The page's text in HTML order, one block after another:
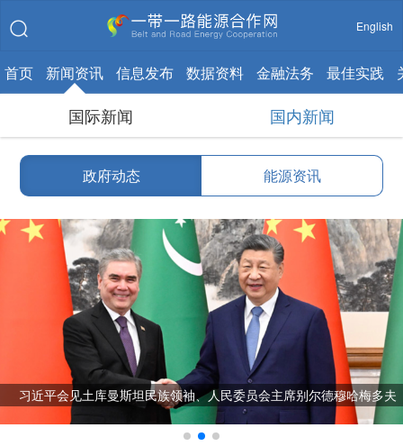
English
首页 新闻资讯 信息发布 数据资料 金融法务 最佳实践
国际新闻 国内新闻
政府动态 能源资讯
习近平会见土库曼斯坦民族领袖、人民委员会主席别尔德穆哈梅多夫